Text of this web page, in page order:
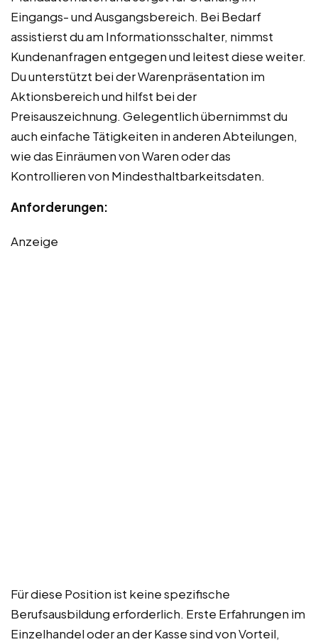
Eingangs- und Ausgangsbereich. Bei Bedarf
assistierst du am Informationsschalter, nimmst
Kundenanfragen entgegen und leitest diese weiter.
Du unterstützt bei der Warenpräsentation im
Aktionsbereich und hilfst bei der
Preisauszeichnung. Gelegentlich übernimmst du
auch einfache Tätigkeiten in anderen Abteilungen,
wie das Einräumen von Waren oder das
Kontrollieren von Mindesthaltbarkeitsdaten.
Anforderungen:
Anzeige
Für diese Position ist keine spezifische
Berufsausbildung erforderlich. Erste Erfahrungen im
Einzelhandel oder an der Kasse sind von Vorteil,